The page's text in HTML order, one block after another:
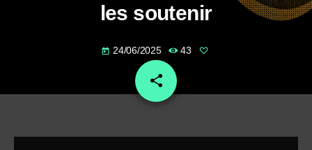
les soutenir
today 24/06/2025 43
share
email